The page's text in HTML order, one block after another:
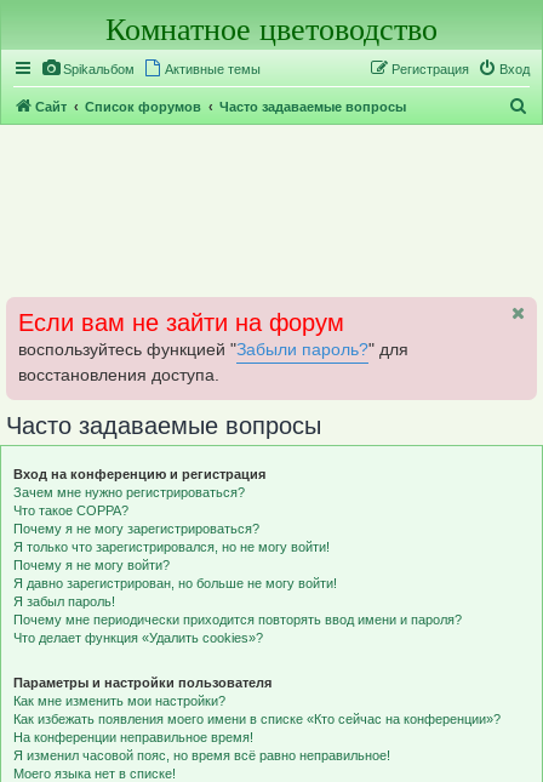
Комнатное цветоводство
Spikальбом Активные темы Вход
Регистрация
Сайт Список форумов Часто задаваемые вопросы
Если вам не зайти на форум
воспользуйтесь функцией "Забыли пароль?" для
восстановления доступа.
Часто задаваемые вопросы
Вход на конференцию и регистрация
Зачем мне нужно регистрироваться?
Что такое COPPA?
Почему я не могу зарегистрироваться?
Я только что зарегистрировался, но не могу войти!
Почему я не могу войти?
Я давно зарегистрирован, но больше не могу войти!
Я забыл пароль!
Почему мне периодически приходится повторять ввод имени и пароля?
Что делает функция «Удалить cookies»?
Параметры и настройки пользователя
Как мне изменить мои настройки?
Как избежать появления моего имени в списке «Кто сейчас на конференции»?
На конференции неправильное время!
Я изменил часовой пояс, но время всё равно неправильное!
Моего языка нет в списке!